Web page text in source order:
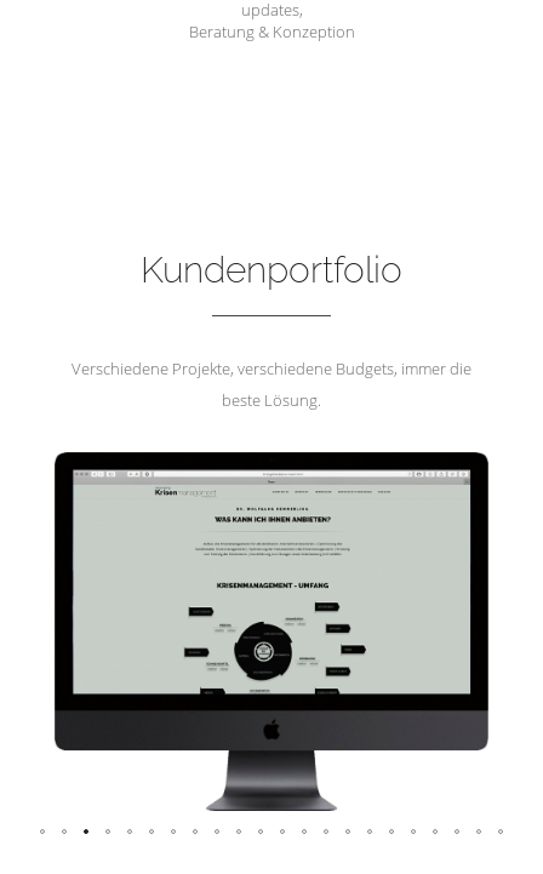
updates,
Beratung & Konzeption
Kundenportfolio
Verschiedene Projekte, verschiedene Budgets, immer die
beste Lösung.